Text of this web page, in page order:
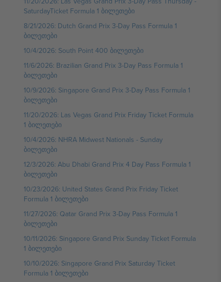
SaturdayTicket Formula 1 ბილეთები
8/21/2026: Dutch Grand Prix 3-Day Pass Formula 1
ბილეთები
10/4/2026: South Point 400 ბილეთები
11/6/2026: Brazilian Grand Prix 3-Day Pass Formula 1
ბილეთები
10/9/2026: Singapore Grand Prix 3-Day Pass Formula 1
ბილეთები
11/20/2026: Las Vegas Grand Prix Friday Ticket Formula
1 ბილეთები
10/4/2026: NHRA Midwest Nationals - Sunday
ბილეთები
12/3/2026: Abu Dhabi Grand Prix 4 Day Pass Formula 1
ბილეთები
10/23/2026: United States Grand Prix Friday Ticket
Formula 1 ბილეთები
11/27/2026: Qatar Grand Prix 3-Day Pass Formula 1
ბილეთები
10/11/2026: Singapore Grand Prix Sunday Ticket Formula
1 ბილეთები
10/10/2026: Singapore Grand Prix Saturday Ticket
Formula 1 ბილეთები